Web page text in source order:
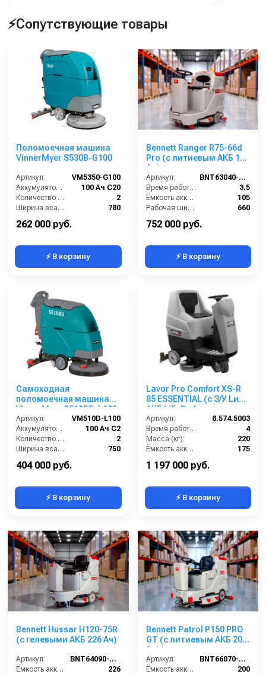
⚡Сопутствующие товары
Поломоечная машина
VinnerMyer S530B-G100
Артикул:
VM5350-G100
Аккумулятор АКБ (В/А·ч):
100 Ач С20
Количество аккумуляторов (шт):
2
Ширина всасывающей балки (мм):
780
262 000 руб.
⚡ В корзину
Bennett Ranger R75-66d
Pro (с литиевым АКБ 105
Ач)
Артикул:
BNT63040-105
Время работы (ч):
3.5
Ёмкость аккумулятора (Ач):
105
Рабочая ширина (мм):
660
752 000 руб.
⚡ В корзину
Самоходная
поломоечная машина
VinnerMyer S510BD-L100
Артикул:
VM510D-L100
Аккумулятор АКБ (В/А·ч):
100 Ач С2
Количество аккумуляторов (шт):
2
Ширина всасывающей балки (мм):
750
404 000 руб.
⚡ В корзину
Lavor Pro Comfort XS-R
85 ESSENTIAL (с З/У Lи
АКБ LiFePo4 емкостью
104 Ah)
Артикул:
8.574.5003
Время работы (ч):
4
Масса (кг):
220
Ёмкость аккумуляторов (Ач):
175
1 197 000 руб.
⚡ В корзину
Bennett Hussar H120-75R
(с гелевыми АКБ 226 Ач)
Артикул:
BNT64090-226
Ёмкость аккумулятора (Ач):
226
Bennett Patrol P150 PRO
GT (с литиевым АКБ 200
Ач)
Артикул:
BNT66070-200
Ёмкость аккумулятора (Ач):
200